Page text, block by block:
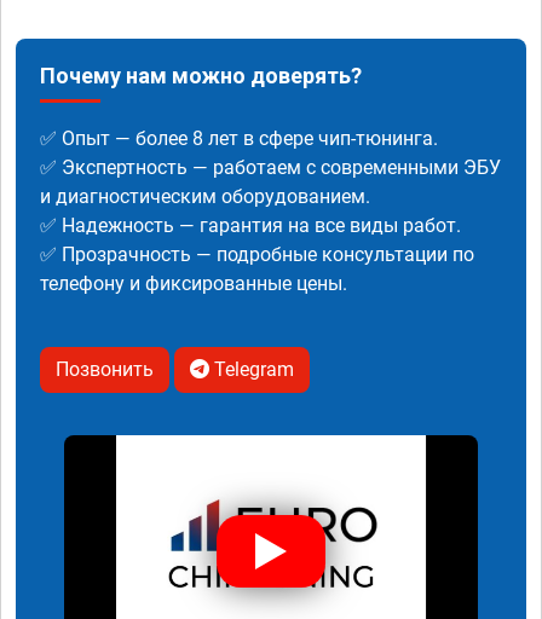
Почему нам можно доверять?
✅ Опыт — более 8 лет в сфере чип-тюнинга.
✅ Экспертность — работаем с современными ЭБУ
и диагностическим оборудованием.
✅ Надежность — гарантия на все виды работ.
✅ Прозрачность — подробные консультации по
телефону и фиксированные цены.
Позвонить Telegram